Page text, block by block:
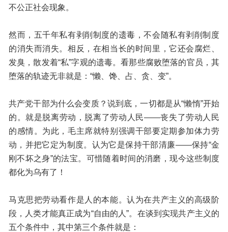
不公正社会现象。
然而，五千年私有剥削制度的遗毒，不会随私有剥削制度
的消失而消失。相反，在相当长的时间里，它还会腐烂、
发臭，散发着“私”字观的遗毒。看那些腐败堕落的官员，其
堕落的轨迹无非就是：“懒、馋、占、贪、变”。
共产党干部为什么会变质？说到底，一切都是从“懒惰”开始
的。就是脱离劳动，脱离了劳动人民——丧失了劳动人民
的感情。为此，毛主席就特别强调干部要定期参加体力劳
动，并把它定为制度。认为它是保持干部清廉——保持“金
刚不坏之身”的法宝。可惜随着时间的消磨，现今这些制度
都化为乌有了！
马克思把劳动看作是人的本能。认为在共产主义的高级阶
段，人类才能真正成为“自由的人”。在谈到实现共产主义的
五个条件中，其中第三个条件就是：